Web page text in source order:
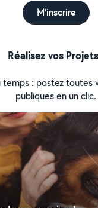
M'inscrire
Réalisez vos
temps : postez toutes
publiques en un clic.